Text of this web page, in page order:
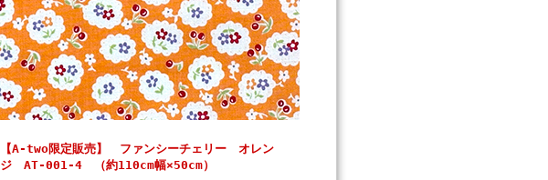
【A-two限定販売】 ファンシーチェリー オレン
ジ AT-001-4 （約110cm幅×50cm）